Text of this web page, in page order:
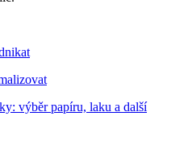
výběr papíru, laku a další